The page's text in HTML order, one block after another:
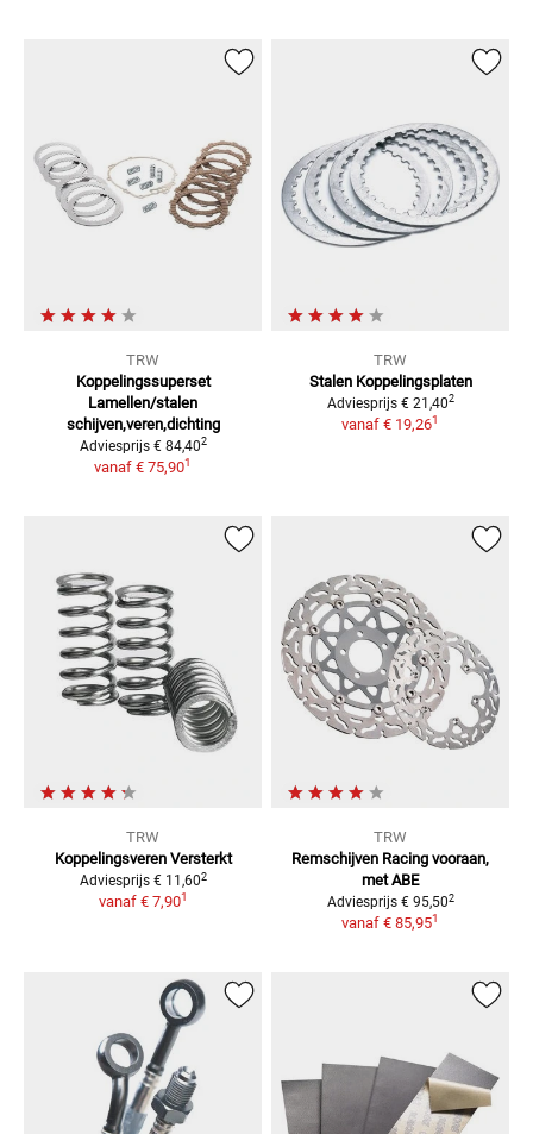
TRW
Koppelingssuperset
Lamellen/stalen
schijven,veren,dichting
Adviesprijs € 84,402
vanaf € 75,901
TRW
Stalen Koppelingsplaten
Adviesprijs € 21,402
vanaf € 19,261
TRW
Koppelingsveren Versterkt
Adviesprijs € 11,602
vanaf € 7,901
TRW
Remschijven Racing vooraan,
met ABE
Adviesprijs € 95,502
vanaf € 85,951